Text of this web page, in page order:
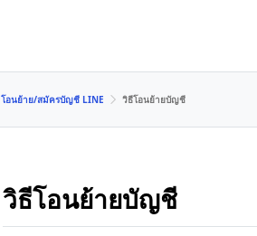
โอนย้าย/สมัครบัญชี LINE วิธีโอนย้ายบัญชี
วิธีโอนย้ายบัญชี